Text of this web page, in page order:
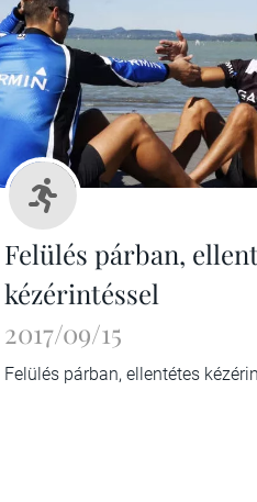
Felülés párban,
kézérintéssel
2017/09/15
Felülés párban, ellentétes